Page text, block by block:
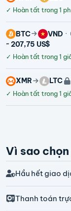
✓ Hoàn tất trong 1
BTC VND
~ 207,75 US$
✓ Hoàn tất trong 1
XMR LTC
✓ Hoàn tất trong 1
Vì sao
Hầu hết giao
Thanh toán